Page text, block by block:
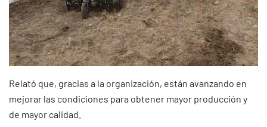
Relató que, gracias a la organización, están avanzando en
mejorar las condiciones para obtener mayor producción y
de mayor calidad.